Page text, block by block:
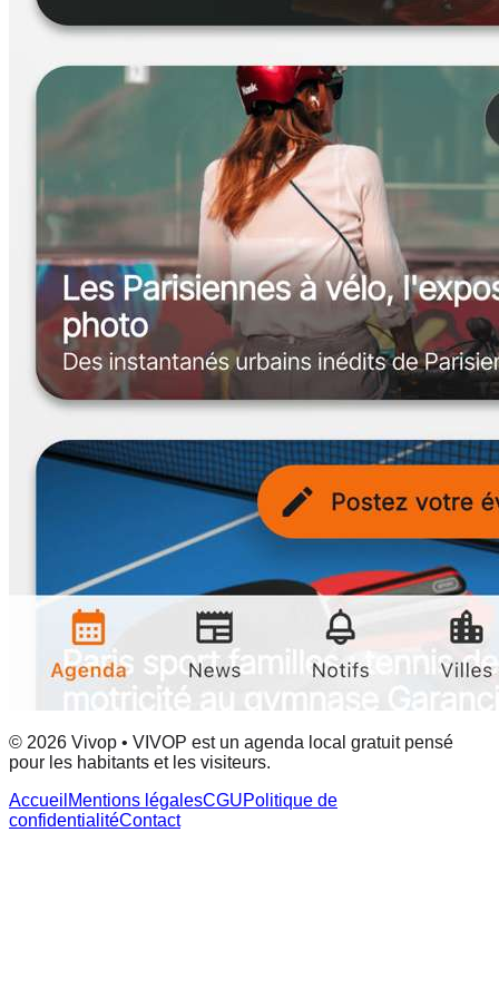
© 2026 Vivop • VIVOP est un agenda local gratuit pensé
pour les habitants et les visiteurs.
Accueil Mentions légalesCGUPolitique de
confidentialitéContact